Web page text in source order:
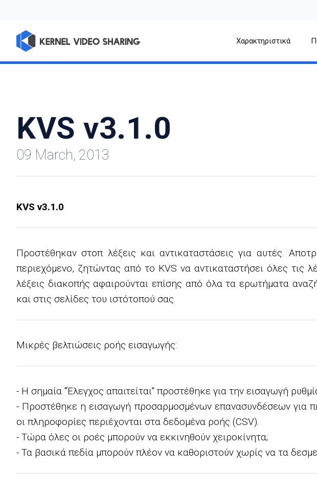
Χαρακτηριστικά
KVS v3.1.0
09 March, 2013
KVS v3.1.0
Προστέθηκαν στοπ λέξεις και αντικαταστάσεις για αυτές.
περιεχόμενο, ζητώντας από το KVS να αντικαταστήσει όλες τις
λέξεις διακοπής αφαιρούνται επίσης από όλα τα ερωτήματα
και στις σελίδες του ιστότοπού σας.
Μικρές βελτιώσεις ροής εισαγωγής:
- Η σημαία "Έλεγχος απαιτείται" προστέθηκε για την εισαγωγή
- Προστέθηκε η εισαγωγή προσαρμοσμένων επανασυνδέσεων για
οι πληροφορίες περιέχονται στα δεδομένα ροής (CSV).
- Τώρα όλες οι ροές μπορούν να εκκινηθούν χειροκίνητα;
- Τα βασικά πεδία μπορούν πλέον να καθοριστούν χωρίς να τα